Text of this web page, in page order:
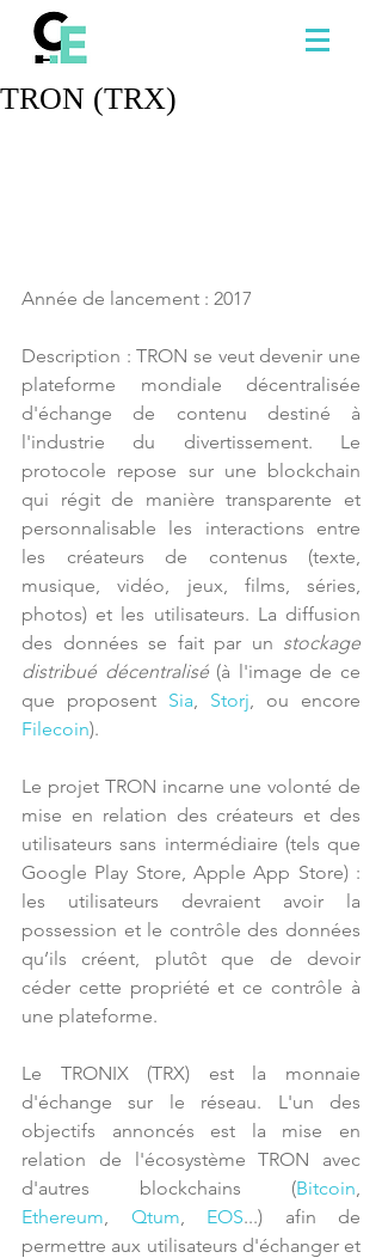
TRON (TRX)
Année de lancement : 2017
Description : TRON se veut devenir une
plateforme mondiale décentralisée
d'échange de contenu destiné à
l'industrie du divertissement. Le
protocole repose sur une blockchain
qui régit de manière transparente et
personnalisable les interactions entre
les créateurs de contenus (texte,
musique, vidéo, jeux, films, séries,
photos) et les utilisateurs. La diffusion
des données se fait par un stockage
distribué décentralisé (à l'image de ce
que proposent Sia Storj
Filecoin).
Le projet TRON incarne une volonté de
mise en relation des créateurs et des
utilisateurs sans intermédiaire (tels que
Google Play Store, Apple App Store) :
les utilisateurs devraient avoir la
possession et le contrôle des données
qu’ils créent, plutôt que de devoir
céder cette propriété et ce contrôle à
une plateforme.
Le TRONIX (TRX) est la monnaie
d'échange sur le réseau. L'un des
objectifs annoncés est la mise en
relation de l'écosystème TRON avec
d'autres blockchains (Bitcoin
Ethereum
Qtum EOS...) afin de
permettre aux utilisateurs d'échanger et